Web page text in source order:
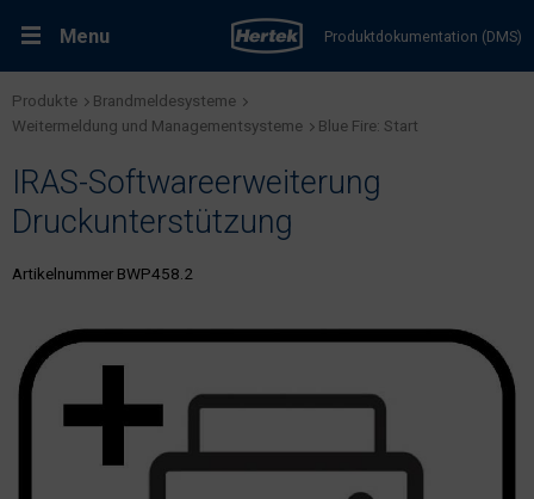
Menu
Lösungen
Produkte
Support & Kontakt
Fachportal Brandschutz
Produktdokumentation (DMS)
RMA-Formular
Produkte
Brandmeldesysteme
Weitermeldung und Managementsysteme
Blue Fire: Start
IRAS-Softwareerweiterung
Druckunterstützung
Artikelnummer BWP458.2